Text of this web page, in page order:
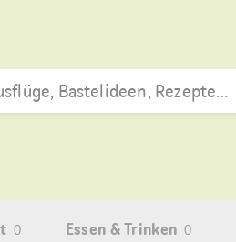
Bastelideen, Rezepte…
0 Essen & Trinken 0